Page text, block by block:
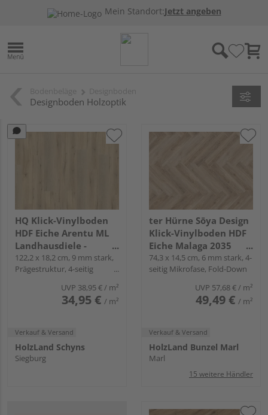
Mein Standort:Jetzt angeben
Designboden Holzoptik
HQ Klick-Vinylboden
HDF Eiche Arentu ML
Landhausdiele -
24mal3
122,2 x 18,2 cm, 9 mm stark,
Prägestruktur, 4-seitig
UVP 38,95 €/ m²
34,95 € / m²
Verkauf & Versand
HolzLand Schyns
Siegburg
ter Hürne Sōya Design
Klick-Vinylboden HDF
Eiche Malaga 2035
Fischgrät -
Herringbone
74,3 x 14,5 cm, 6 mm stark, 4-
seitig Mikrofase, Fold-Down
UVP 57,68 €/ m²
49,49 € / m²
Verkauf & Versand
HolzLand Bunzel Marl
Marl
15 weitere Händler